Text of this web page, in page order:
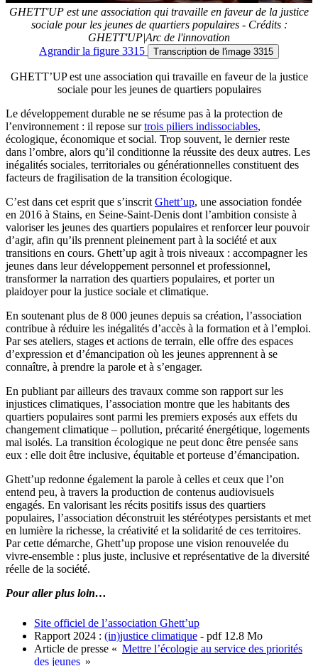
GHETT'UP est une association qui travaille en faveur de la justice
sociale pour les jeunes de quartiers populaires - Crédits :
GHETT'UP|Arc de l'innovation
Agrandirla figure 3315 Transcription de l'image 3315
GHETT’UP est une association qui travaille en faveur de la justice
sociale pour les jeunes de quartiers populaires
Le développement durable ne se résume pas à la protection de
l’environnement : il repose surtrois piliers indissociables,
écologique, économique et social. Trop souvent, le dernier reste
dans l’ombre, alors qu’il conditionne la réussite des deux autres. Les
inégalités sociales, territoriales ou générationnelles constituent des
facteurs de fragilisation de la transition écologique.
C’est dans cet esprit que s’inscrit Ghett’up, une association fondée
en 2016 à Stains, en Seine-Saint-Denis dont l’ambition consiste à
valoriser les jeunes des quartiers populaires et renforcer leur pouvoir
d’agir, afin qu’ils prennent pleinement part à la société et aux
transitions en cours. Ghett’up agit à trois niveaux : accompagner les
jeunes dans leur développement personnel et professionnel,
transformer la narration des quartiers populaires, et porter un
plaidoyer pour la justice sociale et climatique.
En soutenant plus de 8 000 jeunes depuis sa création, l’association
contribue à réduire les inégalités d’accès à la formation et à l’emploi.
Par ses ateliers, stages et actions de terrain, elle offre des espaces
d’expression et d’émancipation où les jeunes apprennent à se
connaître, à prendre la parole et à s’engager.
En publiant par ailleurs des travaux comme son rapport sur les
injustices climatiques, l’association montre que les habitants des
quartiers populaires sont parmi les premiers exposés aux effets du
changement climatique – pollution, précarité énergétique, logements
mal isolés. La transition écologique ne peut donc être pensée sans
eux : elle doit être inclusive, équitable et porteuse d’émancipation.
Ghett’up redonne également la parole à celles et ceux que l’on
entend peu, à travers la production de contenus audiovisuels
engagés. En valorisant les récits positifs issus des quartiers
populaires, l’association déconstruit les stéréotypes persistants et met
en lumière la richesse, la créativité et la solidarité de ces territoires.
Par cette démarche, Ghett’up propose une vision renouvelée du
vivre-ensemble : plus juste, inclusive et représentative de la diversité
réelle de la société.
Pour aller plus loin…
Site officiel de l’association Ghett’up
Rapport 2024 : (in)justice climatique - pdf 12.8 Mo
Article de presse « Mettre l’écologie au service des priorités
des jeunes »